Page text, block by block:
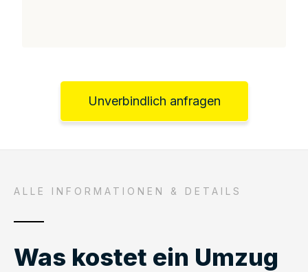
Unverbindlich anfragen
ALLE INFORMATIONEN & DETAILS
Was kostet ein Umzug